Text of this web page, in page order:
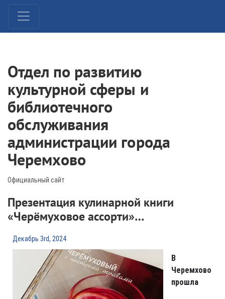
Отдел по развитию
культурной сферы и
библиотечного
обслуживания
администрации города
Черемхово
Официальный сайт
Презентация кулинарной книги
«Черёмуховое ассорти»…
Декабрь 3rd, 2024
В
Черемхово
прошла